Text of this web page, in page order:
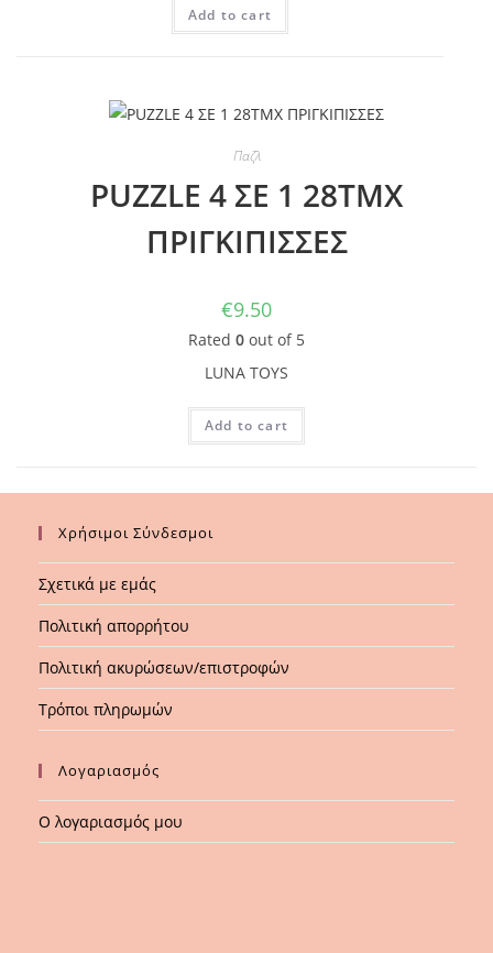
Add to cart
Παζλ
PUZZLE 4 ΣΕ 1 28ΤΜΧ
ΠΡΙΓΚΙΠΙΣΣΕΣ
€9.50
Rated 0 out of 5
LUNA TOYS
Add to cart
Χρήσιμοι Σύνδεσμοι
Σχετικά με εμάς
Πολιτική απορρήτου
Πολιτική ακυρώσεων/επιστροφών
Τρόποι πληρωμών
Λογαριασμός
Ο λογαριασμός μου